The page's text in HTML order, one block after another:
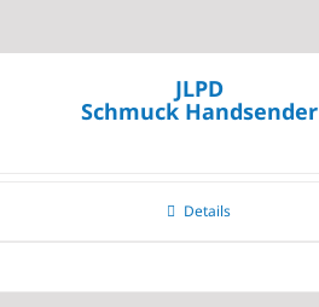
JLPD
Schmuck Handsender
Details